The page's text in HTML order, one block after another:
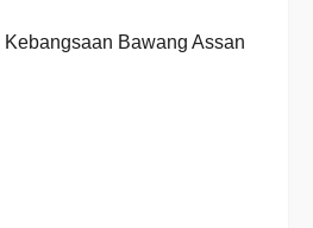
Bawang Assan